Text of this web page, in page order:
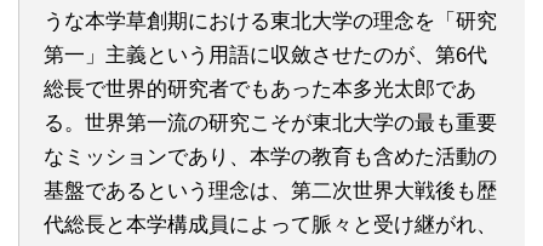
うな本学草創期における東北大学の理念を「研究
第一」主義という用語に収斂させたのが、第6代
総長で世界的研究者でもあった本多光太郎であ
る。世界第一流の研究こそが東北大学の最も重要
なミッションであり、本学の教育も含めた活動の
基盤であるという理念は、第二次世界大戦後も歴
代総長と本学構成員によって脈々と受け継がれ、